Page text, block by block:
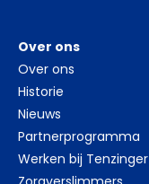
Over ons
Over ons
Historie
Nieuws
Partnerprogramma
Werken bij Tenzinger